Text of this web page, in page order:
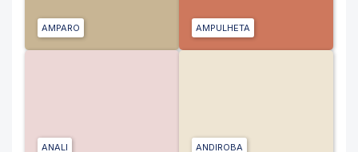
AMPARO AMPULHETA
ANALI ANDIROBA